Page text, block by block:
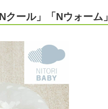
ール」「Nウォーム」